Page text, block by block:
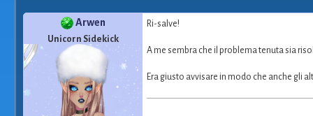
Arwen
Unicorn Sidekick
Ri-salve!
A me sembra che il problema tenuta sia
Era giusto avvisare in modo che anche gli